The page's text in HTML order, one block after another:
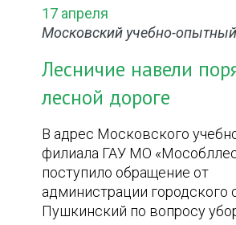
17 апреля
Московский учебно-
Лесничие навели
лесной дороге
В адрес Московского
филиала ГАУ МО
поступило обращение от
администрации городского
Пушкинский по вопросу